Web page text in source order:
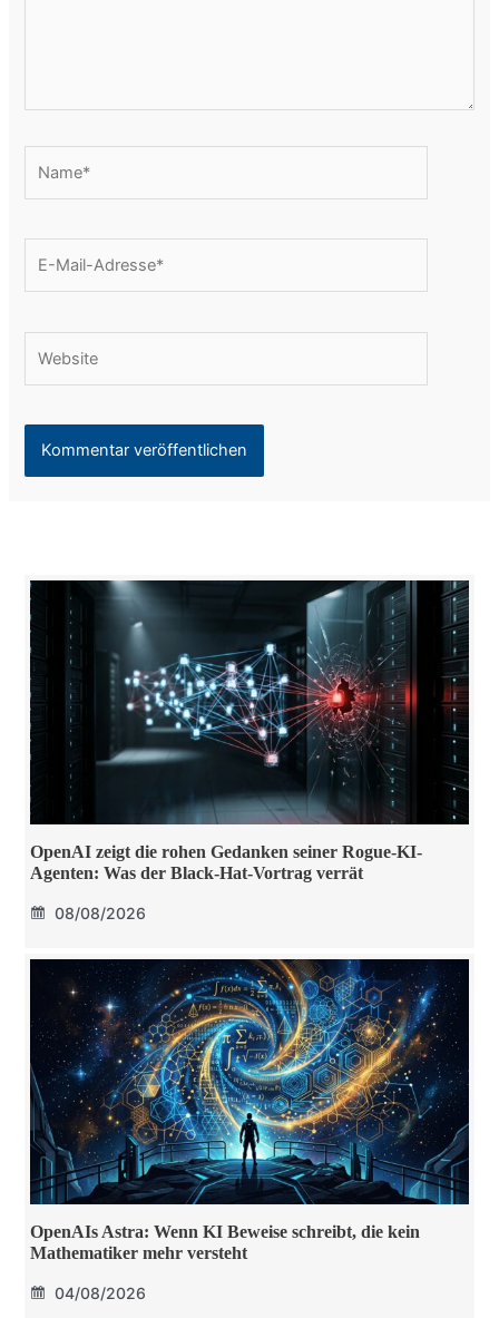
OpenAI zeigt die rohen Gedanken seiner Rogue-KI-
Agenten: Was der Black-Hat-Vortrag verrät
08/08/2026
OpenAIs Astra: Wenn KI Beweise schreibt, die kein
Mathematiker mehr versteht
04/08/2026